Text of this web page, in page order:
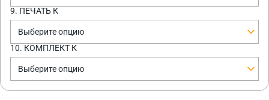
9. ПЕЧАТЬ К
Выберите опцию
10. КОМПЛЕКТ К
Выберите опцию